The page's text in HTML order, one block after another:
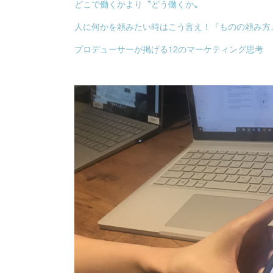
どこで働くかより〝どう働くか〟
人に何かを頼みたい時はこう言え！『ものの頼み
プロデューサーが掲げる12のマーケティング思考